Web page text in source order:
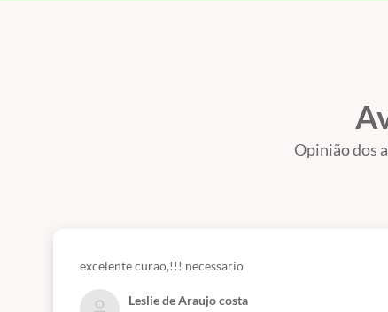
Opinião dos
excelente curao,!!! necessario
Leslie de Araujo costa